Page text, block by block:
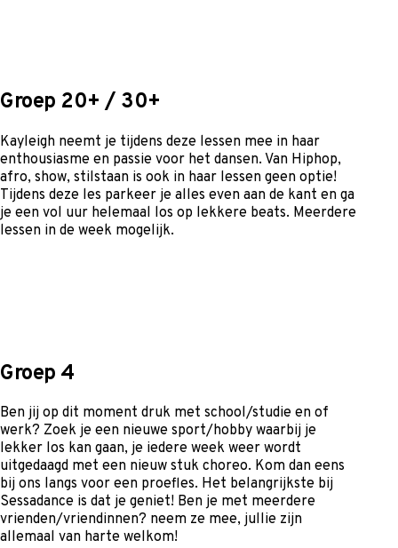
Groep 20+ / 30+
Kayleigh neemt je tijdens deze lessen mee in haar
enthousiasme en passie voor het dansen. Van Hiphop,
afro, show, stilstaan is ook in haar lessen geen optie!
Tijdens deze les parkeer je alles even aan de kant en ga
je een vol uur helemaal los op lekkere beats. Meerdere
lessen in de week mogelijk.
Groep 4
Ben jij op dit moment druk met school/studie en of
werk? Zoek je een nieuwe sport/hobby waarbij je
lekker los kan gaan, je iedere week weer wordt
uitgedaagd met een nieuw stuk choreo. Kom dan eens
bij ons langs voor een proefles. Het belangrijkste bij
Sessadance is dat je geniet! Ben je met meerdere
vrienden/vriendinnen? neem ze mee, jullie zijn
allemaal van harte welkom!